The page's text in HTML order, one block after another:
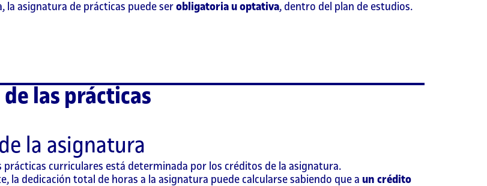
la asignatura de prácticas puede ser obligatoria u optativa, dentro del plan de estudios.
las prácticas
la asignatura
prácticas curriculares está determinada por los créditos de la asignatura.
la dedicación total de horas a la asignatura puede calcularse sabiendo que a un crédito